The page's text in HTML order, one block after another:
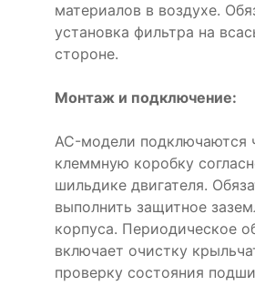
материалов в воздухе.
установка фильтра на
стороне.
Монтаж и подключение:
AC-модели подключаются
клеммную коробку
шильдике двигателя.
выполнить защитное
корпуса. Периодическое
включает очистку
проверку состояния